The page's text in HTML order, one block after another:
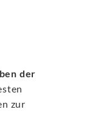
der
zur